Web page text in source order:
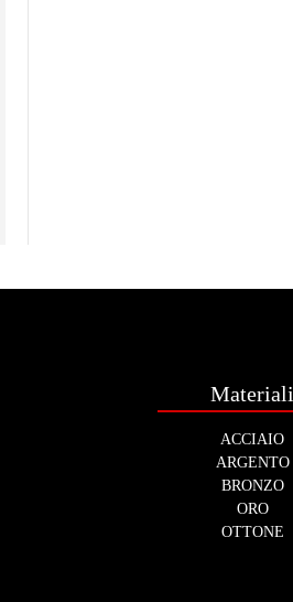
Materiali
ACCIAIO
ARGENTO
BRONZO
ORO
OTTONE